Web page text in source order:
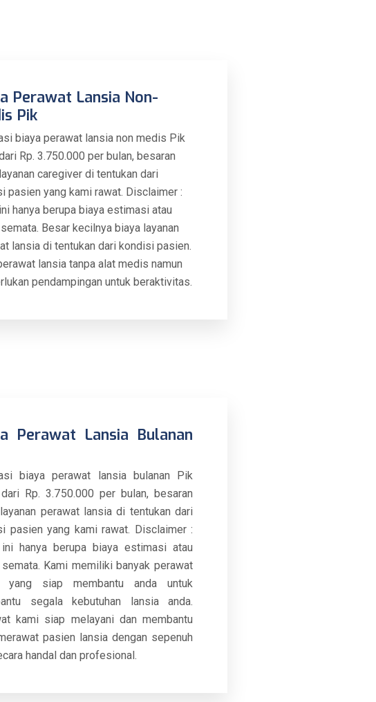
Perawat Lansia Non-
Pik
biaya perawat lansia non medis Pik
Rp. 3.750.000 per bulan, besaran
caregiver di tentukan dari
pasien yang kami rawat. Disclaimer :
hanya berupa biaya estimasi atau
Besar kecilnya biaya layanan
lansia di tentukan dari kondisi pasien.
lansia tanpa alat medis namun
pendampingan untuk beraktivitas.
Perawat Lansia Bulanan
biaya perawat lansia bulanan Pik
Rp. 3.750.000 per bulan, besaran
perawat lansia di tentukan dari
pasien yang kami rawat. Disclaimer :
hanya berupa biaya estimasi atau
semata. Kami memiliki banyak perawat
yang siap membantu anda untuk
segala kebutuhan lansia anda.
kami siap melayani dan membantu
pasien lansia dengan sepenuh
handal dan profesional.